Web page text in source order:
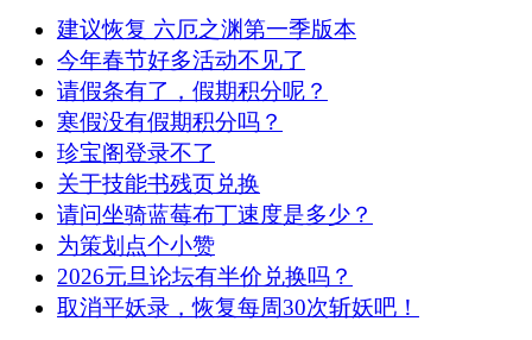
建议恢复 六厄之渊第一季版本
今年春节好多活动不见了
请假条有了，假期积分呢？
寒假没有假期积分吗？
珍宝阁登录不了
关于技能书残页兑换
请问坐骑蓝莓布丁速度是多少？
为策划点个小赞
2026元旦论坛有半价兑换吗？
取消平妖录，恢复每周30次斩妖吧！